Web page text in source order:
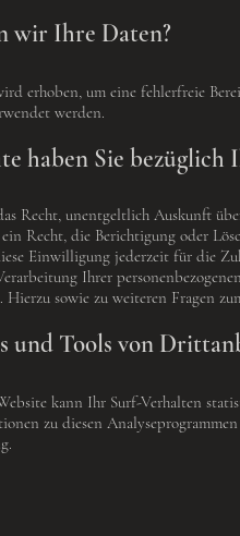
wir Ihre Daten?
erhoben, um eine fehlerfreie
werden.
haben Sie bezüglich
Recht, unentgeltlich Auskunft
ein Recht, die Berichtigung oder
Einwilligung jederzeit für die
Ihrer
Hierzu sowie zu weiteren Fragen
und Tools von
kann Ihr Surf-Verhalten
zu diesen